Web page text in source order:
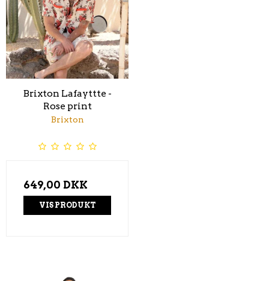
Brixton Lafayttte -
Rose print
Brixton
649,00 DKK
VIS PRODUKT